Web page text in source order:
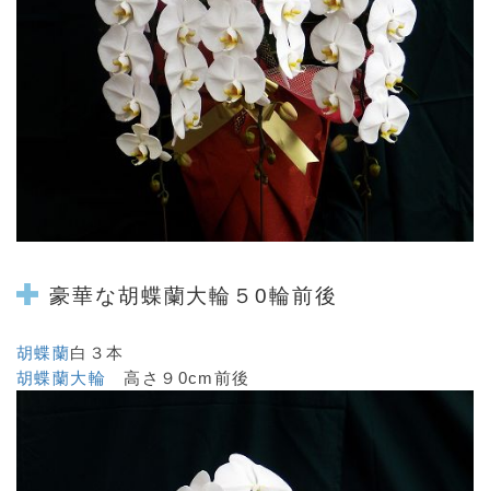
豪華な胡蝶蘭大輪５0輪前後
胡蝶蘭白３本
胡蝶蘭大輪高さ９0cm前後